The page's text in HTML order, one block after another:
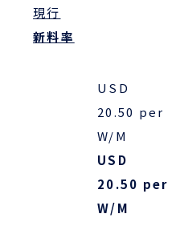
現行
新料率
USD
20.50 per
W/M
USD
20.50 per
W/M